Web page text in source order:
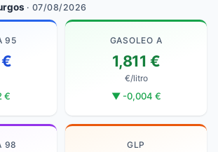
· 07/08/2026
95
€
GASOLEO A
1,811 €
€/litro
▼ -0,004 €
98 GLP